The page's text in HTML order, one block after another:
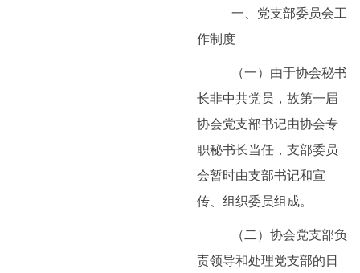
一、党支部委员会工
作制度
（一）由于协会秘书
长非中共党员，故第一届
协会党支部书记由协会专
职秘书长当任，支部委员
会暂时由支部书记和宣
传、组织委员组成。
（二）协会党支部负
责领导和处理党支部的日